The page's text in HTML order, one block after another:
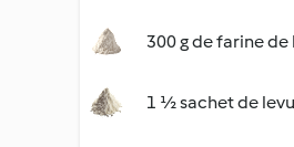
300 g de farine de
1 ½ sachet de